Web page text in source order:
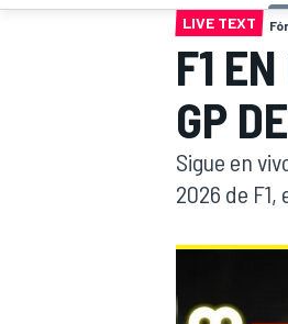
LIVE TEXT
F1
GP
Sigue en
2026 de